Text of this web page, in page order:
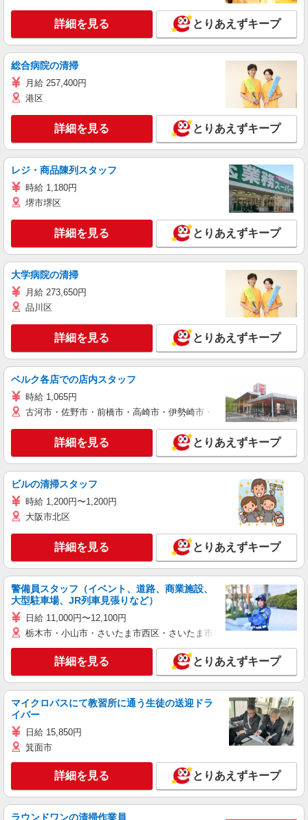
詳細を見る とりあえずキープ
総合病院の清掃
月給 257,400円
港区
詳細を見る とりあえずキープ
レジ・商品陳列スタッフ
時給 1,180円
堺市堺区
詳細を見る とりあえずキープ
大学病院の清掃
月給 273,650円
品川区
詳細を見る とりあえずキープ
ベルク各店での店内スタッフ
時給 1,065円
古河市・佐野市・前橋市・高崎市・伊勢崎市・太田市・館林市・藤
詳細を見る とりあえずキープ
ビルの清掃スタッフ
時給 1,200円〜1,200円
大阪市北区
詳細を見る とりあえずキープ
警備員スタッフ（イベント、道路、商業施設、
大型駐車場、JR列車見張りなど）
日給 11,000円〜12,100円
栃木市・小山市・さいたま市西区・さいたま市岩槻区・久喜市・蓮田
詳細を見る とりあえずキープ
マイクロバスにて教習所に通う生徒の送迎ドラ
イバー
日給 15,850円
箕面市
詳細を見る とりあえずキープ
ラウンドワンの清掃作業員